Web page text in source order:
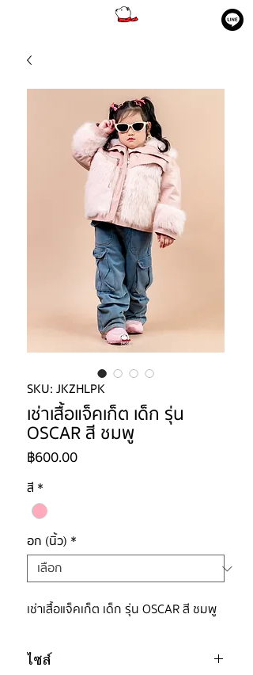
SKU: JKZHLPK
เช่าเสื้อแจ็คเก็ต เด็ก รุ่น
OSCAR สี ชมพู
฿600.00ราคา
สี *
อก (นิ้ว) *
เช่าเสื้อแจ็คเก็ต เด็ก รุ่น OSCAR สี ชมพู
ไซส์